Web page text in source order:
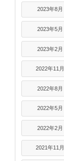
2023年8月
2023年5月
2023年2月
2022年11月
2022年8月
2022年5月
2022年2月
2021年11月